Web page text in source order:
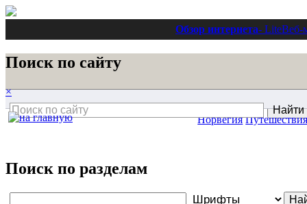
Обзор интернета- LiteВеб-
Поиск по сайту
×
Поиск по разделам
Норвегия